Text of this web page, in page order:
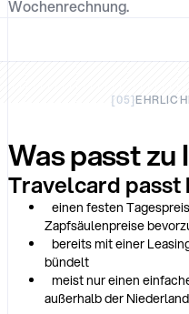
Wochenrechnung.
[05]
Was passt
Travelcard passt
einen festen
Zapfsäulenpreise
bereits mit einer
bündelt
meist nur einen
außerhalb der